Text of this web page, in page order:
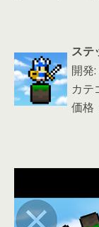
ステ
開発
カテ
価格